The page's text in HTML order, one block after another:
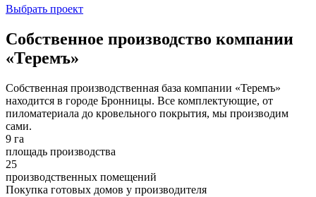
Выбрать проект
Собственное производство компании
«Теремъ»
Собственная производственная база компании «Теремъ»
находится в городе Бронницы. Все комплектующие, от
пиломатериала до кровельного покрытия, мы производим
сами.
9 га
площадь производства
25
производственных помещений
Покупка готовых домов у производителя